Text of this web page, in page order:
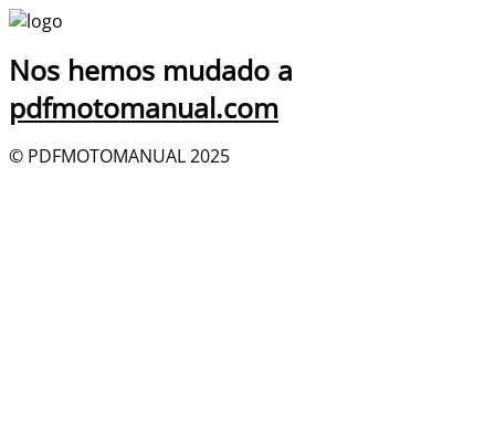
Nos hemos mudado a
pdfmotomanual.com
© PDFMOTOMANUAL 2025